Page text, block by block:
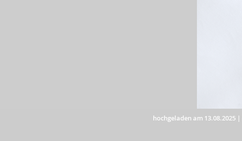
hochgeladen am 13.08.2025|